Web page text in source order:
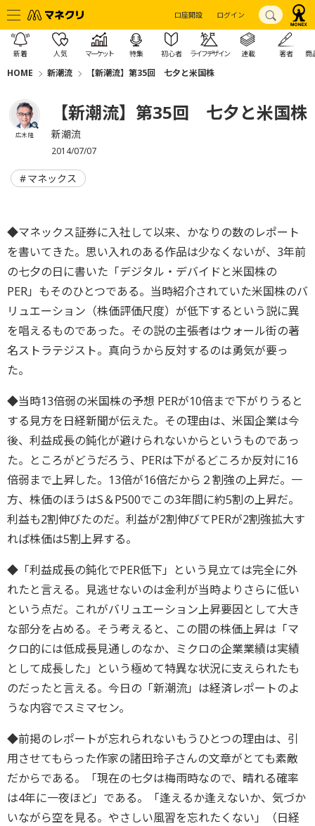
口座開設 ログイン
新着 人気 マーケット 特集 初心者 ライフデザイン 連載 著者 商
HOME 新潮流 【新潮流】第35回 七夕と米国株
広木 隆
【新潮流】第35回 七夕と米国株
新潮流
2014/07/07
マネックス
◆マネックス証券に入社して以来、かなりの数のレポート
を書いてきた。思い入れのある作品は少なくないが、3年前
の七夕の日に書いた「デジタル・デバイドと米国株の
PER」もそのひとつである。当時紹介されていた米国株のバ
リュエーション（株価評価尺度）が低下するという説に異
を唱えるものであった。その説の主張者はウォール街の著
名ストラテジスト。真向うから反対するのは勇気が要っ
た。
◆当時13倍弱の米国株の予想 PERが10倍まで下がりうると
する見方を日経新聞が伝えた。その理由は、米国企業は今
後、利益成長の鈍化が避けられないからというものであっ
た。ところがどうだろう、PERは下がるどころか反対に16
倍弱まで上昇した。13倍が16倍だから２割強の上昇だ。一
方、株価のほうはS＆P500でこの3年間に約5割の上昇だ。
利益も2割伸びたのだ。利益が2割伸びてPERが2割強拡大す
れば株価は5割上昇する。
◆「利益成長の鈍化でPER低下」という見立ては完全に外
れたと言える。見逃せないのは金利が当時よりさらに低い
という点だ。これがバリュエーション上昇要因として大き
な部分を占める。そう考えると、この間の株価上昇は「マ
クロ的には低成長見通しのなか、ミクロの企業業績は実績
として成長した」という極めて特異な状況に支えられたも
のだったと言える。今日の「新潮流」は経済レポートのよ
うな内容でスミマセン。
◆前掲のレポートが忘れられないもうひとつの理由は、引
用させてもらった作家の諸田玲子さんの文章がとても素敵
だからである。「現在の七夕は梅雨時なので、晴れる確率
は4年に一夜ほど」である。「逢えるか逢えないか、気づか
いながら空を見る。やさしい風習を忘れたくない」（日経